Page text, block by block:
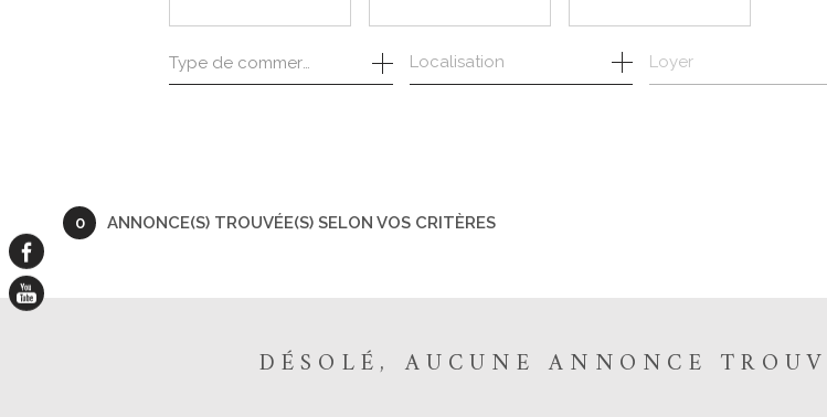
DE L'ANCIEN
À L'ANNÉE
Type de commerce Loyer
0 ANNONCE(S) TROUVÉE(S) SELON VOS CRITÈRES
DÉSOLÉ, AUCUNE ANNONCE